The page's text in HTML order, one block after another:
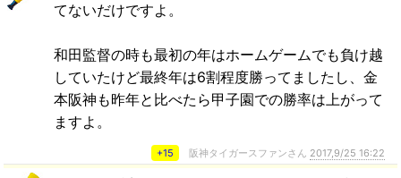
てないだけですよ。
和田監督の時も最初の年はホームゲームでも負け越
していたけど最終年は6割程度勝ってましたし、金
本阪神も昨年と比べたら甲子園での勝率は上がって
ますよ。
+15 阪神タイガースファンさん 2017,9/25 16:22